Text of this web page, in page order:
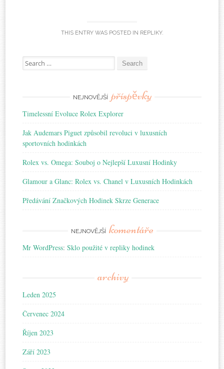
THIS ENTRY WAS POSTED IN REPLIKY.
Search for:
NEJNOVĚJŠÍ příspěvky
Timelessní Evoluce Rolex Explorer
Jak Audemars Piguet způsobil revoluci v luxusních
sportovních hodinkách
Rolex vs. Omega: Souboj o Nejlepší Luxusní Hodinky
Glamour a Glanc: Rolex vs. Chanel v Luxusních Hodinkách
Předávání Značkových Hodinek Skrze Generace
NEJNOVĚJŠÍ komentáře
Mr WordPress:Sklo použité v repliky hodinek
archivy
Leden 2025
Červenec 2024
Říjen 2023
Září 2023